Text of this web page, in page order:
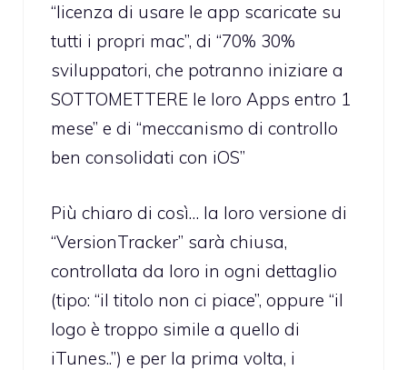
“licenza di usare le app scaricate su
tutti i propri mac”, di “70% 30%
sviluppatori, che potranno iniziare a
SOTTOMETTERE le loro Apps entro 1
mese” e di “meccanismo di controllo
ben consolidati con iOS”
Più chiaro di così… la loro versione di
“VersionTracker” sarà chiusa,
controllata da loro in ogni dettaglio
(tipo: “il titolo non ci piace”, oppure “il
logo è troppo simile a quello di
iTunes..”) e per la prima volta, i